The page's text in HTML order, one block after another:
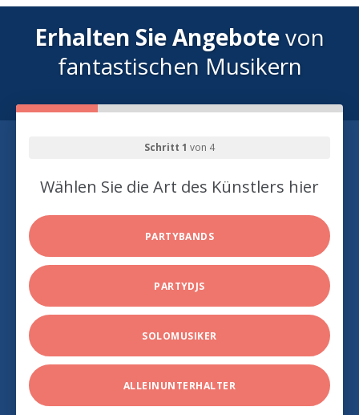
Erhalten Sie Angebotevon
fantastischen Musikern
Schritt 1 von 4
Wählen Sie die Art des Künstlers hier
PARTYBANDS
PARTYDJS
SOLOMUSIKER
ALLEINUNTERHALTER